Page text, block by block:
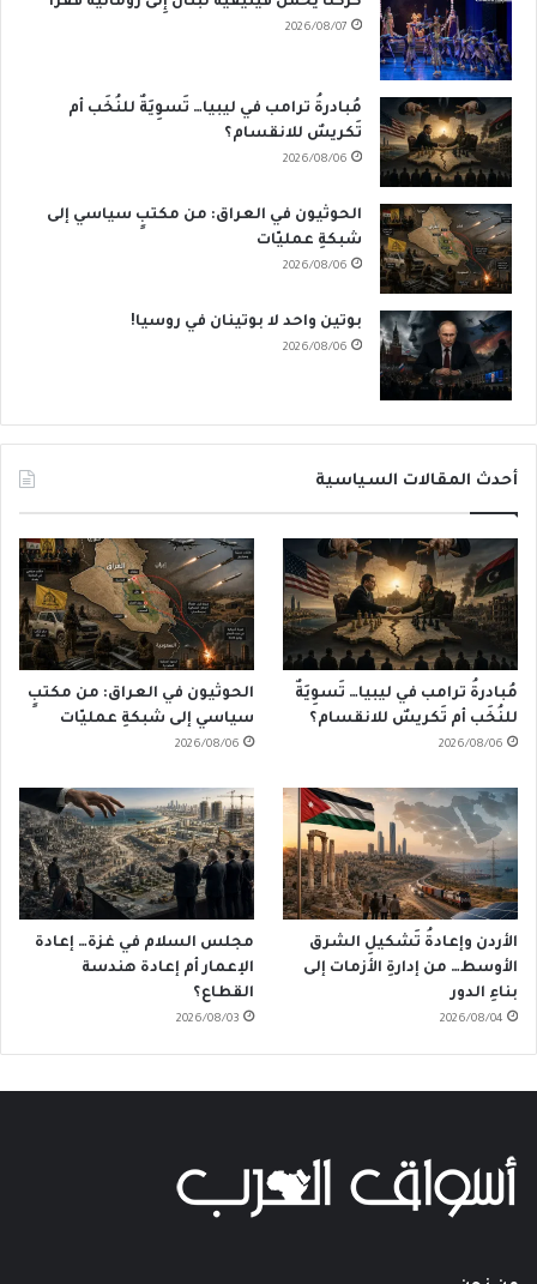
2026/08/07
مُبادرةُ ترامب في ليبيا… تَسوِيَةٌ للنُخَب أم
تَكريسٌ للانقسام؟
2026/08/06
الحوثيون في العراق: من مكتبٍ سياسي إلى
شبكةِ عمليّات
2026/08/06
بوتين واحد لا بوتينان في روسيا!
2026/08/06
أحدث المقالات السياسية
مُبادرةُ ترامب في ليبيا… تَسوِيَةٌ
للنُخَب أم تَكريسٌ للانقسام؟
2026/08/06
الحوثيون في العراق: من مكتبٍ
سياسي إلى شبكةِ عمليّات
2026/08/06
الأردن وإعادةُ تَشكيلِ الشرق
الأوسط… من إدارةِ الأزمات إلى
بناءِ الدور
2026/08/04
مجلس السلام في غزة… إعادة
الإعمار أم إعادة هندسة
القطاع؟
2026/08/03